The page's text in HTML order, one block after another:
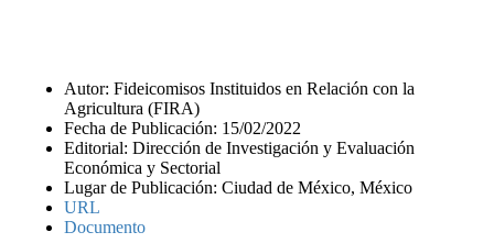
Autor: Fideicomisos Instituidos en Relación con la
Agricultura (FIRA)
Fecha de Publicación: 15/02/2022
Editorial: Dirección de Investigación y Evaluación
Económica y Sectorial
Lugar de Publicación: Ciudad de México, México
URL
Documento